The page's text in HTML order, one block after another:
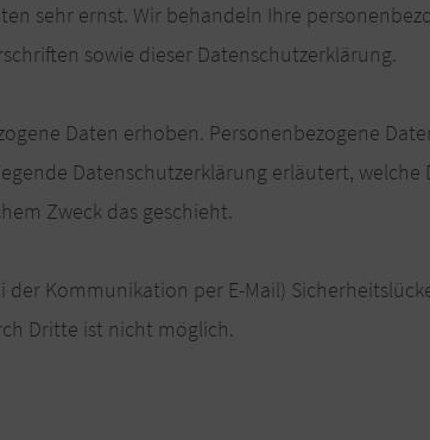
sehr ernst. Wir behandeln Ihre
sowie dieser Datenschutzerklärung.
Daten erhoben. Personenbezogene
Datenschutzerklärung erläutert, welche
Zweck das geschieht.
Kommunikation per E-Mail)
Dritte ist nicht möglich.